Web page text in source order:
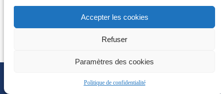
Accepter les cookies
Refuser
Paramètres des cookies
Politique de confidentialité
s’adresse aux personnes immigrantes qui présentent déjà un
certain niveau de français, par exemple celles qui ont
complété leurs cours de francisation. Les deux personnes
doivent pouvoir se comprendre pour pouvoir communiquer
d’ailleurs : le programme deux par deux est aussi un
formidable outil d’intégration pour les personnes immigrantes
Québécois. Mais ça va dans les deux sens. Les Québécois